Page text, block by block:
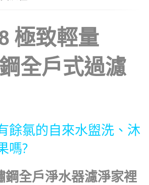
極致輕量
全戶式過濾
餘氯的自來水盥洗、沐
嗎?
鋼全戶淨水器濾淨家裡